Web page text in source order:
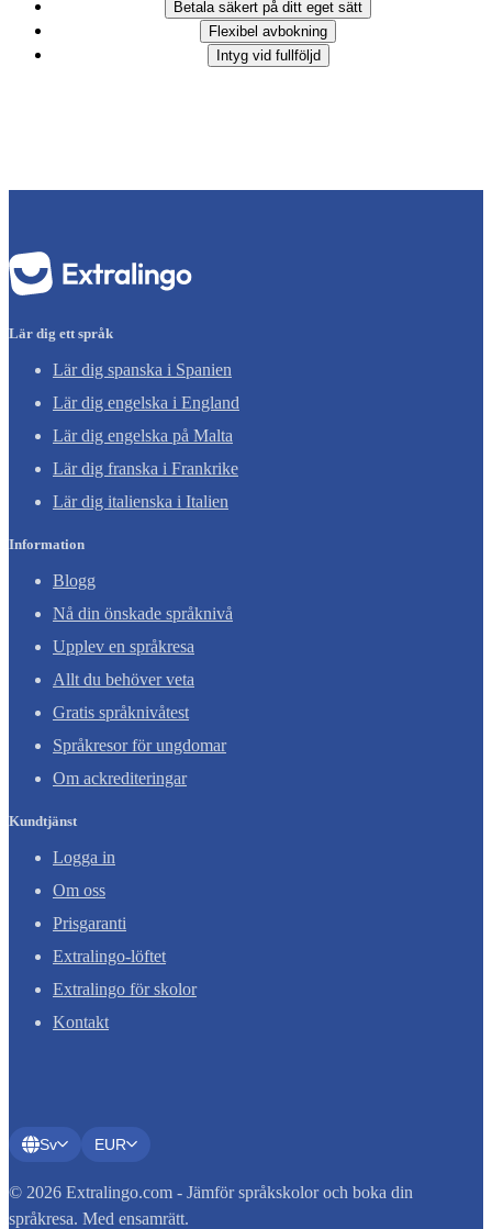
Betala säkert på ditt eget sätt
Flexibel avbokning
Intyg vid fullföljd
Lär dig ett språk
Lär dig spanska i Spanien
Lär dig engelska i England
Lär dig engelska på Malta
Lär dig franska i Frankrike
Lär dig italienska i Italien
Information
Blogg
Nå din önskade språknivå
Upplev en språkresa
Allt du behöver veta
Gratis språknivåtest
Språkresor för ungdomar
Om ackrediteringar
Kundtjänst
Logga in
Om oss
Prisgaranti
Extralingo-löftet
Extralingo för skolor
Kontakt
Sv EUR
© 2026 Extralingo.com - Jämför språkskolor och boka din
språkresa. Med ensamrätt.